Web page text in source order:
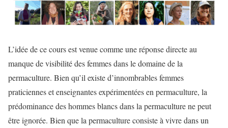
L’idée de ce cours est venue comme une réponse directe au
manque de visibilité des femmes dans le domaine de la
permaculture. Bien qu’il existe d’innombrables femmes
praticiennes et enseignantes expérimentées en permaculture, la
prédominance des hommes blancs dans la permaculture ne peut
être ignorée. Bien que la permaculture consiste à vivre dans un